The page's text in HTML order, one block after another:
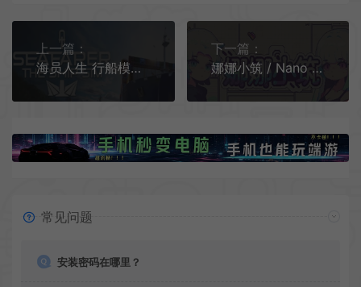
上一篇：
海员人生 行船模拟 / Seafarer The Ship Sim 航海体验模拟游戏
下一篇：
娜娜小筑 / Nano Neighbors 休闲日式桌面放置游戏
常见问题
安装密码在哪里？